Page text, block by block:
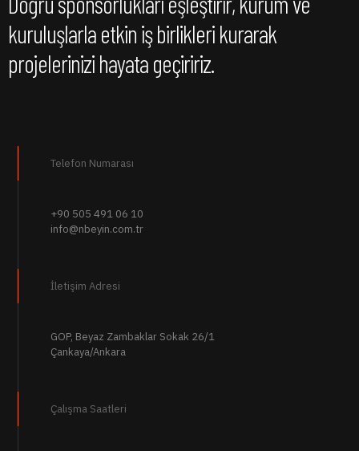
kuruluşlarla etkin iş birlikleri kurarak
projelerinizi hayata geçiririz.
Telefon Numarası
+90 505 491 06 10
info@nbeyin.com.tr
İletişim Adresi
GOP, Beyaz Zambaklar Sokak 26/1
Çankaya/Ankara
Çalışma Saatleri